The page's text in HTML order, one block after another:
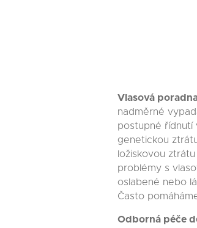
Vlasová
nadměrné
postupné řídnutí
genetickou
ložiskovou ztrátu
problémy s
oslabené nebo
Často
Odborná péče